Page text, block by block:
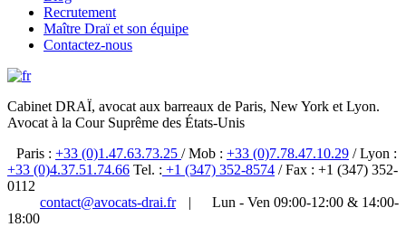
Recrutement
Maître Draï et son équipe
Contactez-nous
Cabinet DRAÏ, avocat aux barreaux de Paris, New York et Lyon.
Avocat à la Cour Suprême des États-Unis
Paris : +33 (0)1.47.63.73.25 / Mob : +33 (0)7.78.47.10.29 / Lyon :
+33 (0)4.37.51.74.66 Tel. : +1 (347) 352-8574 / Fax : +1 (347) 352-
0112
contact@avocats-drai.fr
|
Lun - Ven 09:00-12:00 & 14:00-
18:00